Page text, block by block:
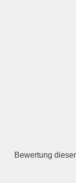
Bewertung